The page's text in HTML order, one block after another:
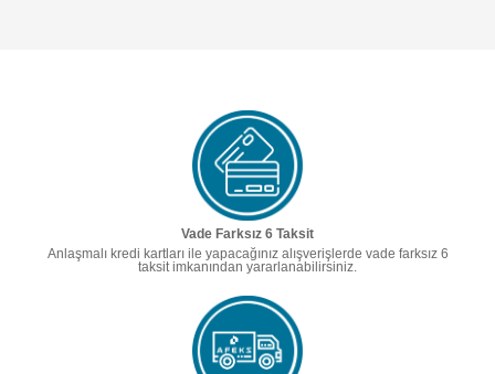
Vade Farksız 6 Taksit
Anlaşmalı kredi kartları ile yapacağınız alışverişlerde vade farksız 6
taksit imkanından yararlanabilirsiniz.